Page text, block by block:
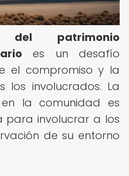
del patrimonio
es un desafío
el compromiso y la
los involucrados. La
la comunidad es
para involucrar a los
de su entorno